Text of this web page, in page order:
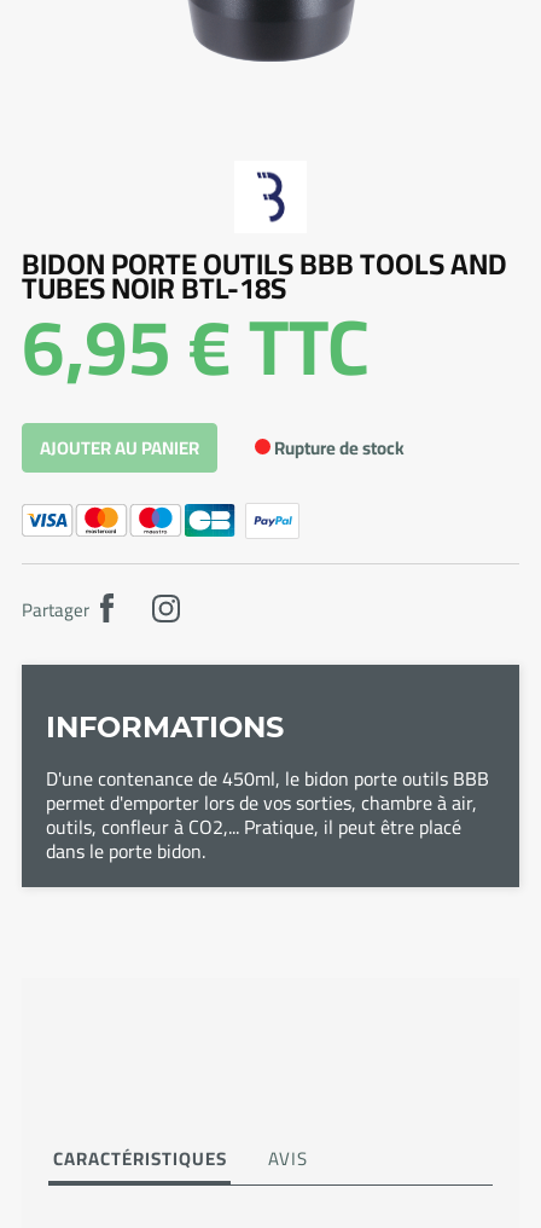
INFORMATIONS
D'une contenance de 450ml, le bidon porte outils BBB
permet d'emporter lors de vos sorties, chambre à air,
outils, confleur à CO2,... Pratique, il peut être placé
dans le porte bidon.
BIDON PORTE OUTILS BBB TOOLS AND
TUBES NOIR BTL-18S
6,95 €TTC
AJOUTER AU PANIER Rupture de stock
Partager
CARACTÉRISTIQUES AVIS